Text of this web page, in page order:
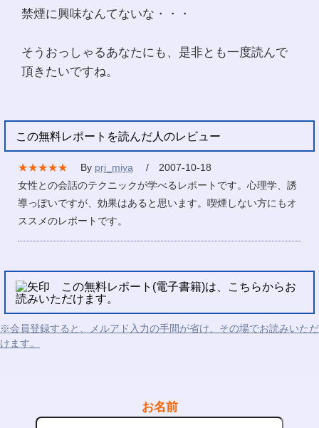
禁煙に興味なんてないな・・・
そうおっしゃるあなたにも、是非とも一度読んで
頂きたいですね。
この無料レポートを読んだ人のレビュー
★★★★★ By prj_miya
/ 2007-10-18
女性との会話のテクニックが学べるレポートです。心理学、誘
導っぽいですが、効果はあると思います。喫煙しない方にもオ
ススメのレポートです。
この無料レポート(電子書籍)は、こちらからお
読みいただけます。
※会員登録すると、メルアド入力の手間が省け、その場でお読みいただ
けます。
お名前